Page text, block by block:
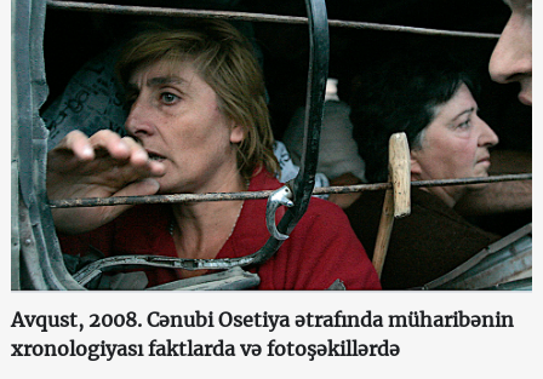
Avqust, 2008. Cənubi Osetiya ətrafında müharibənin
xronologiyası faktlarda və fotoşəkillərdə